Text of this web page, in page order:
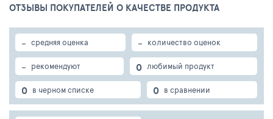
ОТЗЫВЫ ПОКУПАТЕЛЕЙ О КАЧЕСТВЕ ПРОДУКТА
- средняя оценка - количество оценок
- рекомендуют 0 любимый продукт
0 в черном списке 0 в сравнении